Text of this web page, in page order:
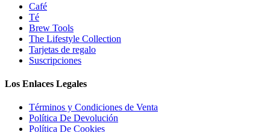
Café
Té
Brew Tools
The Lifestyle Collection
Tarjetas de regalo
Suscripciones
Los Enlaces Legales
Términos y Condiciones de Venta
Política De Devolución
Política De Cookies